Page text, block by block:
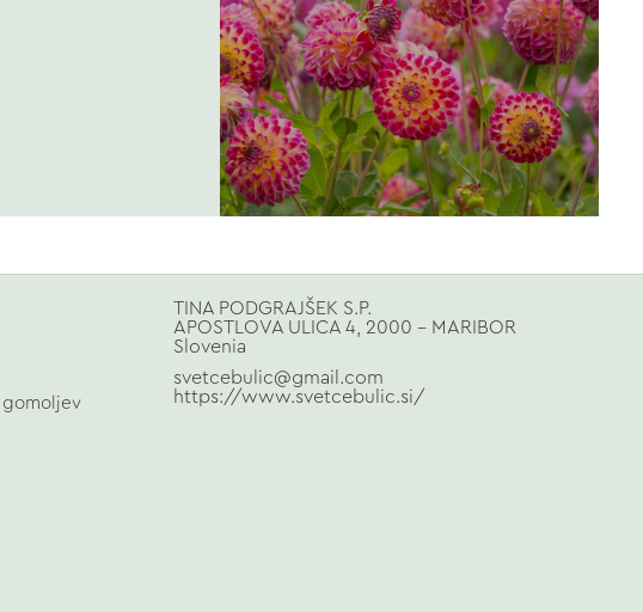
gomoljev
TINA PODGRAJŠEK S.P.
APOSTLOVA ULICA 4, 2000 - MARIBOR
Slovenia
svetcebulic@gmail.com
https://www.svetcebulic.si/